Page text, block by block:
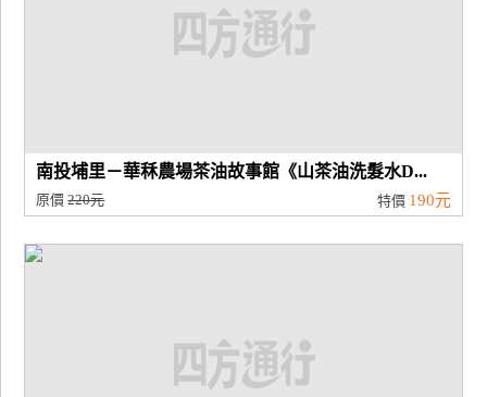
南投埔里－華秝農場茶油故事館《山茶油洗髮水D...
原價220元 特價 190元